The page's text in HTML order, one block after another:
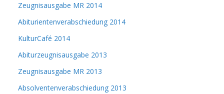
Zeugnisausgabe MR 2014
Abiturientenverabschiedung 2014
KulturCafé 2014
Abiturzeugnisausgabe 2013
Zeugnisausgabe MR 2013
Absolventenverabschiedung 2013